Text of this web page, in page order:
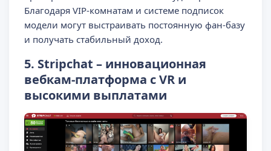
Благодаря VIP-комнатам и системе подписок
модели могут выстраивать постоянную фан-базу
и получать стабильный доход.
5. Stripchat – инновационная
вебкам-платформа с VR и
высокими выплатами